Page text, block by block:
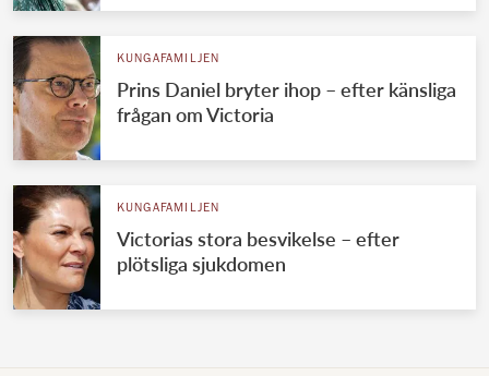
KUNGAFAMILJEN
Prins Daniel bryter ihop – efter känsliga
frågan om Victoria
KUNGAFAMILJEN
Victorias stora besvikelse – efter
plötsliga sjukdomen